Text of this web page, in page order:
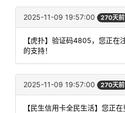
2025-11-09 19:57:00 270天前
【虎扑】验证码4805，您正在
的支持！
2025-11-09 19:57:00 270天前
【民生信用卡全民生活】您正